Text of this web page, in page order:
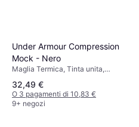
Under Armour Compression
Mock - Nero
Maglia Termica, Tinta unita,
Elastane/Lycra/Spandex,
Poliestere, Elastico, Traspirante,
Compressione, Ergonomico
32,49 €
O 3 pagamenti di 10,83 €
9+ negozi